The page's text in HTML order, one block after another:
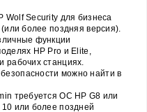
Wolf Security для бизнеса
более поздняя версия).
функции
HP Pro и Elite,
рабочих станциях.
можно найти в
требуется ОС HP G8 или
или более поздней